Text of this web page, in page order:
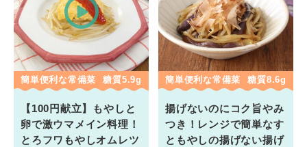
簡単便利な常備菜 糖質5.9g
【100円献立】もやしと
卵で激ウマメイン料理！
とろフワもやしオムレツ
簡単便利な常備菜 糖質8.6g
揚げないのにコク旨やみ
つき！レンジで簡単なす
ともやしの揚げない揚げ